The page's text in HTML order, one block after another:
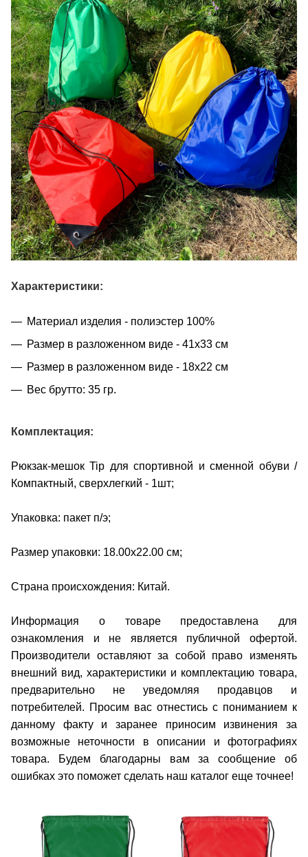
Характеристики:
Материал изделия - полиэстер 100%
Размер в разложенном виде - 41х33 см
Размер в разложенном виде - 18х22 см
Вес брутто: 35 гр.
Комплектация:
Рюкзак-мешок Tip для спортивной и сменной обуви /
Компактный, сверхлегкий - 1шт;
Упаковка: пакет п/э;
Размер упаковки: 18.00х22.00 см;
Страна происхождения: Китай.
Информация о товаре предоставлена для
ознакомления и не является публичной офертой.
Производители оставляют за собой право изменять
внешний вид, характеристики и комплектацию товара,
предварительно не уведомляя продавцов и
потребителей. Просим вас отнестись с пониманием к
данному факту и заранее приносим извинения за
возможные неточности в описании и фотографиях
товара. Будем благодарны вам за сообщение об
ошибках это поможет сделать наш каталог еще точнее!